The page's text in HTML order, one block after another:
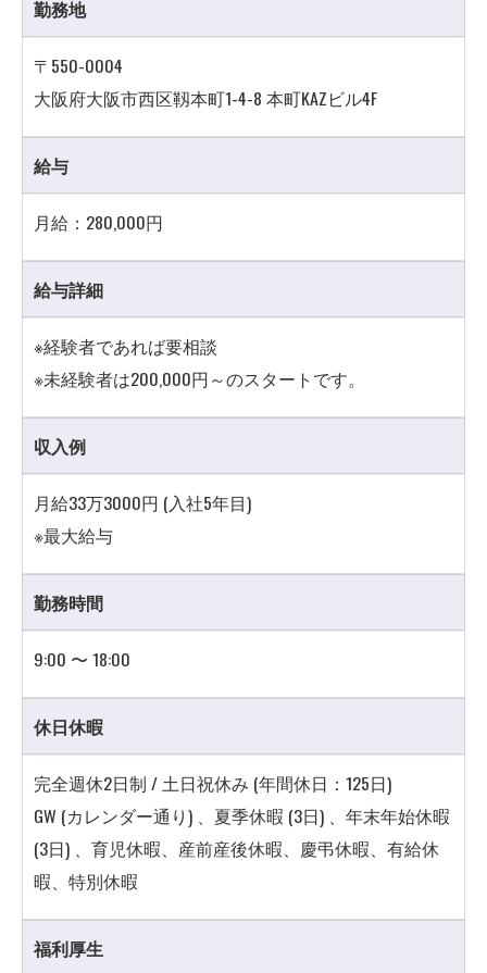
勤務地
〒550-0004
大阪府大阪市西区靱本町1-4-8 本町KAZビル4F
給与
月給：280,000円
給与詳細
※経験者であれば要相談
※未経験者は200,000円～のスタートです。
収入例
月給33万3000円 (入社5年目)
※最大給与
勤務時間
9:00 〜 18:00
休日休暇
完全週休2日制 / 土日祝休み (年間休日：125日)
GW (カレンダー通り) 、夏季休暇 (3日) 、年末年始休暇
(3日) 、育児休暇、産前産後休暇、慶弔休暇、有給休
暇、特別休暇
福利厚生